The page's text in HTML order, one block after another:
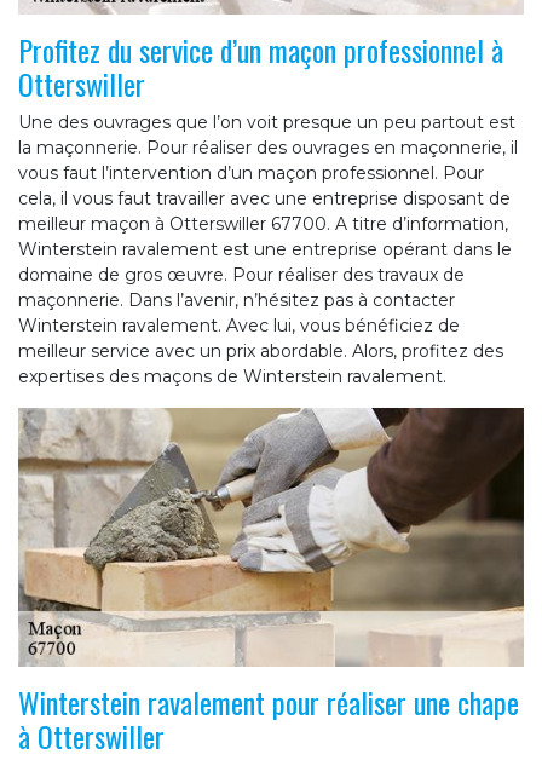
Profitez du service d’un maçon professionnel à
Otterswiller
Une des ouvrages que l’on voit presque un peu partout est
la maçonnerie. Pour réaliser des ouvrages en maçonnerie, il
vous faut l’intervention d’un maçon professionnel. Pour
cela, il vous faut travailler avec une entreprise disposant de
meilleur maçon à Otterswiller 67700. A titre d’information,
Winterstein ravalement est une entreprise opérant dans le
domaine de gros œuvre. Pour réaliser des travaux de
maçonnerie. Dans l’avenir, n’hésitez pas à contacter
Winterstein ravalement. Avec lui, vous bénéficiez de
meilleur service avec un prix abordable. Alors, profitez des
expertises des maçons de Winterstein ravalement.
Winterstein ravalement pour réaliser une chape
à Otterswiller